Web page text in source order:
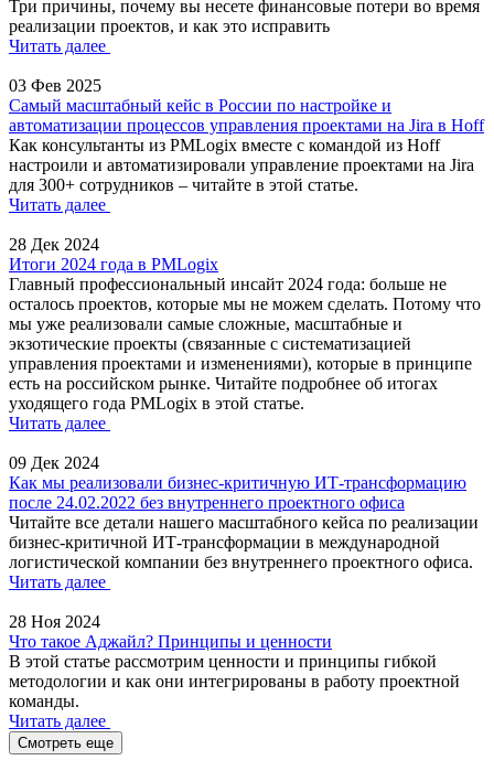
Три причины, почему вы несете финансовые потери во время
реализации проектов, и как это исправить
Читать далее
03 Фев 2025
Самый масштабный кейс в России по настройке и
автоматизации процессов управления проектами на Jira в Hoff
Как консультанты из PMLogix вместе с командой из Hoff
настроили и автоматизировали управление проектами на Jira
для 300+ сотрудников – читайте в этой статье.
Читать далее
28 Дек 2024
Итоги 2024 года в PMLogix
Главный профессиональный инсайт 2024 года: больше не
осталось проектов, которые мы не можем сделать. Потому что
мы уже реализовали самые сложные, масштабные и
экзотические проекты (связанные с систематизацией
управления проектами и изменениями), которые в принципе
есть на российском рынке. Читайте подробнее об итогах
уходящего года PMLogix в этой статье.
Читать далее
09 Дек 2024
Как мы реализовали бизнес-критичную ИТ-трансформацию
после 24.02.2022 без внутреннего проектного офиса
Читайте все детали нашего масштабного кейса по реализации
бизнес-критичной ИТ-трансформации в международной
логистической компании без внутреннего проектного офиса.
Читать далее
28 Ноя 2024
Что такое Аджайл? Принципы и ценности
В этой статье рассмотрим ценности и принципы гибкой
методологии и как они интегрированы в работу проектной
команды.
Читать далее
Смотреть еще